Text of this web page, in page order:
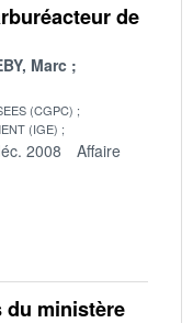
de
Marc
(CGPC)
(IGE)
2008
Affaire
du ministère